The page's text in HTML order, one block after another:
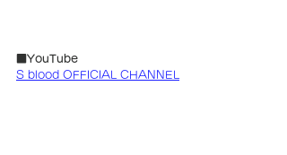
■YouTube
S blood OFFICIAL CHANNEL